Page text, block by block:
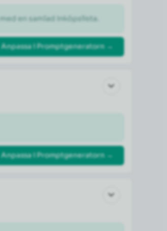
en samlad inköpslista.
Anpassa i Promptgeneratorn →
Anpassa i Promptgeneratorn →